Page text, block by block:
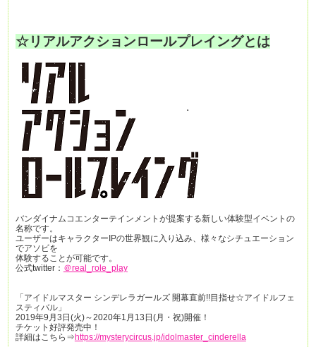
☆リアルアクションロールプレイングとは
バンダイナムコエンターテインメントが提案する新しい体験型イベントの
名称です。
ユーザーはキャラクターIPの世界観に入り込み、様々なシチュエーション
でアソビを
体験することが可能です。
公式twitter： ＠real_role_play
「アイドルマスター シンデレラガールズ 開幕直前!!目指せ☆アイドルフェ
スティバル」
2019年9月3日(火)～2020年1月13日(月・祝)開催！
チケット好評発売中！
詳細はこちら⇒https://mysterycircus.jp/idolmaster_cinderella